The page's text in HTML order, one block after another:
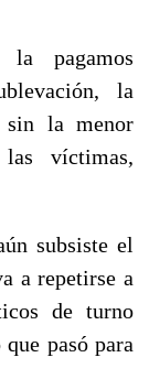
la pagamos
la
sin la menor
víctimas,
subsiste el
a repetirse a
de turno
pasó para